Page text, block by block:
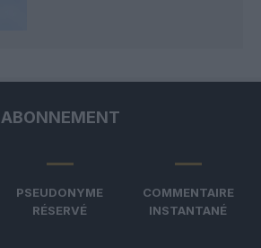
ABONNEMENT
PSEUDONYME
RÉSERVÉ
COMMENTAIRE
INSTANTANÉ